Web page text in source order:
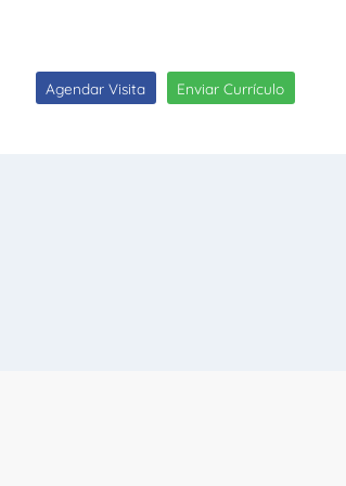
Agendar Visita Enviar Currículo